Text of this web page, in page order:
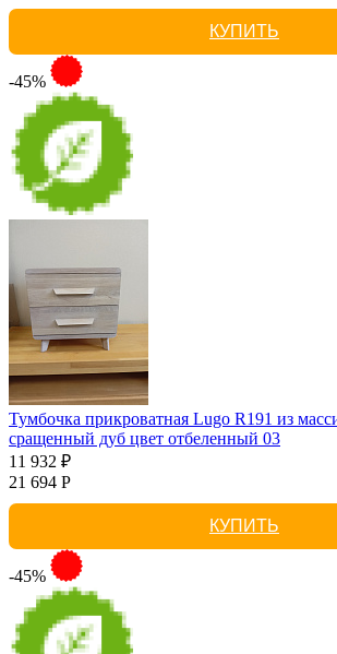
КУПИТЬ
-45%
Тумбочка прикроватная Lugo R191 из
сращенный дуб цвет отбеленный 03
11 932 ₽
21 694 Р
КУПИТЬ
-45%